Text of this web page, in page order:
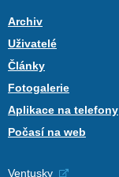
Archiv
Uživatelé
Články
Fotogalerie
Aplikace na telefony
Počasí na web
Ventusky